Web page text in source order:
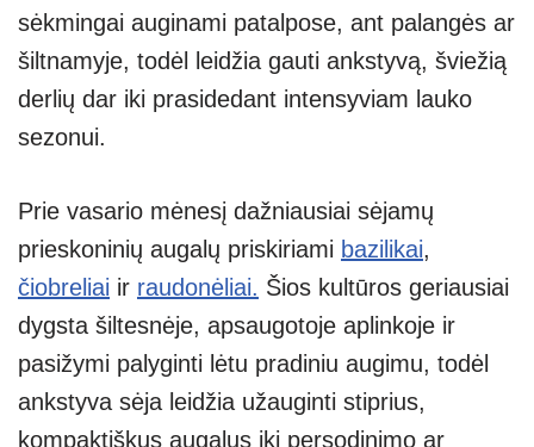
sėkmingai auginami patalpose, ant palangės ar
šiltnamyje, todėl leidžia gauti ankstyvą, šviežią
derlių dar iki prasidedant intensyviam lauko
sezonui.
Prie vasario mėnesį dažniausiai sėjamų
prieskoninių augalų priskiriami bazilikai,
čiobreliai ir raudonėliai. Šios kultūros geriausiai
dygsta šiltesnėje, apsaugotoje aplinkoje ir
pasižymi palyginti lėtu pradiniu augimu, todėl
ankstyva sėja leidžia užauginti stiprius,
kompaktiškus augalus iki persodinimo ar